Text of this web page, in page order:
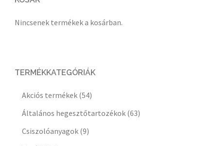
Nincsenek termékek a kosárban.
TERMÉKKATEGÓRIÁK
Akciós termékek (54)
Általános hegesztőtartozékok (63)
Csiszolóanyagok (9)